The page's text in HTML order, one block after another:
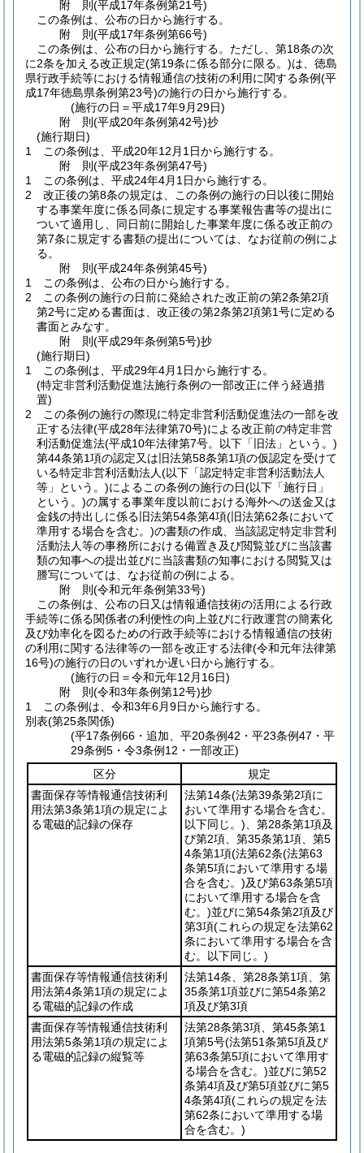
附 則(平成17年条例第21号)
この条例は、公布の日から施行する。
附 則(平成17年条例第66号)
この条例は、公布の日から施行する。 ただし、第18条の次
に2条を加える改正規定(第19条に係る部分に限る。)は、徳島
県行政手続等における情報通信の技術の利用に関する条例(平
成17年徳島県条例第23号)の施行の日から施行する。
(施行の日＝平成17年9月29日)
附 則(平成20年条例第42号)抄
(施行期日)
1
この条例は、平成20年12月1日から施行する。
附 則(平成23年条例第47号)
1
この条例は、平成24年4月1日から施行する。
2
改正後の第8条の規定は、この条例の施行の日以後に開始
する事業年度に係る同条に規定する事業報告書等の提出に
ついて適用し、同日前に開始した事業年度に係る改正前の
第7条に規定する書類の提出については、なお従前の例によ
る。
附 則(平成24年条例第45号)
1
この条例は、公布の日から施行する。
2
この条例の施行の日前に発給された改正前の第2条第2項
第2号に定める書面は、改正後の第2条第2項第1号に定める
書面とみなす。
附 則(平成29年条例第5号)抄
(施行期日)
1
この条例は、平成29年4月1日から施行する。
(特定非営利活動促進法施行条例の一部改正に伴う経過措
置)
2
この条例の施行の際現に特定非営利活動促進法の一部を改
正する法律(平成28年法律第70号)による改正前の特定非営
利活動促進法(平成10年法律第7号。以下「旧法」という。)
第44条第1項の認定又は旧法第58条第1項の仮認定を受けて
いる特定非営利活動法人(以下「認定特定非営利活動法人
等」という。)によるこの条例の施行の日(以下「施行日」
という。)の属する事業年度以前における海外への送金又は
金銭の持出しに係る旧法第54条第4項(旧法第62条において
準用する場合を含む。)の書類の作成、当該認定特定非営利
活動法人等の事務所における備置き及び閲覧並びに当該書
類の知事への提出並びに当該書類の知事における閲覧又は
謄写については、なお従前の例による。
附 則(令和元年条例第33号)
この条例は、公布の日又は情報通信技術の活用による行政
手続等に係る関係者の利便性の向上並びに行政運営の簡素化
及び効率化を図るための行政手続等における情報通信の技術
の利用に関する法律等の一部を改正する法律(令和元年法律第
16号)の施行の日のいずれか遅い日から施行する。
(施行の日＝令和元年12月16日)
附 則(令和3年条例第12号)抄
1
この条例は、令和3年6月9日から施行する。
別表(第25条関係)
(平17条例66・追加、平20条例42・平23条例47・平
29条例5・令3条例12・一部改正)
区分
規定
書面保存等情報通信技術利
用法第3条第1項の規定によ
る電磁的記録の保存
法第14条(法第39条第2項に
おいて準用する場合を含む。
以下同じ。) 、第28条第1項及
び第2項、第35条第1項、第5
4条第1項(法第62条(法第63
条第5項において準用する場
合を含む。)及び第63条第5項
において準用する場合を含
む。)並びに第54条第2項及び
第3項(これらの規定を法第62
条において準用する場合を含
む。以下同じ。)
書面保存等情報通信技術利
用法第4条第1項の規定によ
る電磁的記録の作成
法第14条、第28条第1項、第
35条第1項並びに第54条第2
項及び第3項
書面保存等情報通信技術利
用法第5条第1項の規定によ
る電磁的記録の縦覧等
法第28条第3項、第45条第1
項第5号(法第51条第5項及び
第63条第5項において準用す
る場合を含む。)並びに第52
条第4項及び第5項並びに第5
4条第4項(これらの規定を法
第62条において準用する場
合を含む。)